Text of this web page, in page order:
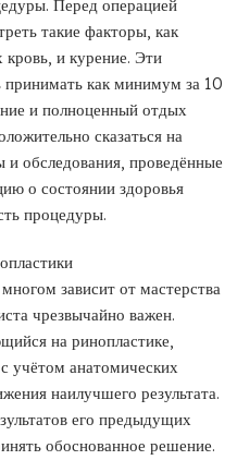
Перед операцией
такие факторы, как
и курение. Эти
принимать как минимум за 10
и полноценный отдых
сказаться на
и обследования, проведённые
о состоянии здоровья
процедуры.
зависит от мастерства
чрезвычайно важен.
на ринопластике,
учётом анатомических
наилучшего результата.
его предыдущих
обоснованное решение.